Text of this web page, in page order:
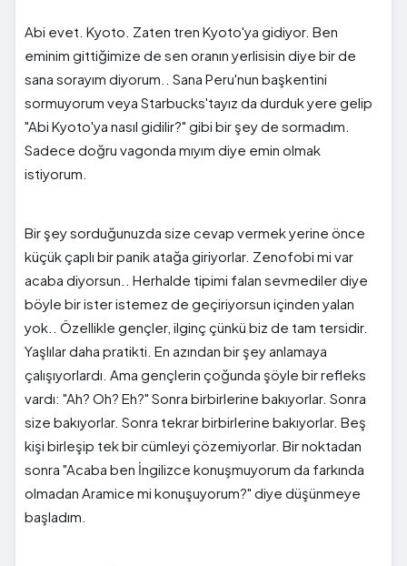
Abi evet. Kyoto. Zaten tren Kyoto'ya gidiyor. Ben
eminim gittiğimize de sen oranın yerlisisin diye bir de
sana sorayım diyorum.. Sana Peru'nun başkentini
sormuyorum veya Starbucks'tayız da durduk yere gelip
"Abi Kyoto'ya nasıl gidilir?" gibi bir şey de sormadım.
Sadece doğru vagonda mıyım diye emin olmak
istiyorum.
Bir şey sorduğunuzda size cevap vermek yerine önce
küçük çaplı bir panik atağa giriyorlar. Zenofobi mi var
acaba diyorsun.. Herhalde tipimi falan sevmediler diye
böyle bir ister istemez de geçiriyorsun içinden yalan
yok.. Özellikle gençler, ilginç çünkü biz de tam tersidir.
Yaşlılar daha pratikti. En azından bir şey anlamaya
çalışıyorlardı. Ama gençlerin çoğunda şöyle bir refleks
vardı: "Ah? Oh? Eh?" Sonra birbirlerine bakıyorlar. Sonra
size bakıyorlar. Sonra tekrar birbirlerine bakıyorlar. Beş
kişi birleşip tek bir cümleyi çözemiyorlar. Bir noktadan
sonra "Acaba ben İngilizce konuşmuyorum da farkında
olmadan Aramice mi konuşuyorum?" diye düşünmeye
başladım.